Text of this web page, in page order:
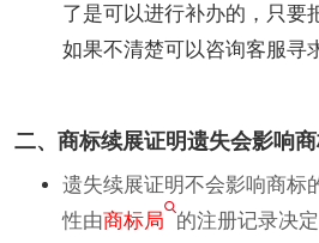
了是可以进行补办的，只要
如果不清楚可以咨询客服寻
二、商标续展证明遗失会影响
遗失续展证明不会影响商标
性由商标局
的注册记录决